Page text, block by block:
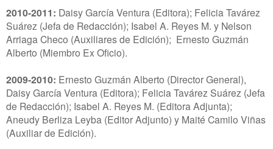
2010-2011: Daisy García Ventura (Editora); Felicia Tavárez
Suárez (Jefa de Redacción); Isabel A. Reyes M. y Nelson
Arriaga Checo (Auxiliares de Edición); Ernesto Guzmán
Alberto (Miembro Ex Oficio).
2009-2010: Ernesto Guzmán Alberto (Director General),
Daisy García Ventura (Editora); Felicia Tavárez Suárez (Jefa
de Redacción); Isabel A. Reyes M. (Editora Adjunta);
Aneudy Berliza Leyba (Editor Adjunto) y Maité Camilo Viñas
(Auxiliar de Edición).